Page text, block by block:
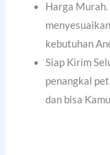
Harga
kebutuhan
Siap Kirim
penangkal
dan bisa